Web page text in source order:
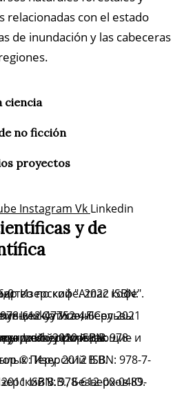
relacionadas con el estado
de inundación y las cabeceras
ciencia
no ficción
proyectos
Instagram Vk Linkedin
y de